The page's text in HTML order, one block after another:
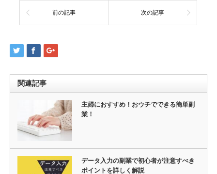
前の記事 次の記事
関連記事
主婦におすすめ！おウチでできる簡単副
業！
データ入力の副業で初心者が注意すべき
ポイントを詳しく解説